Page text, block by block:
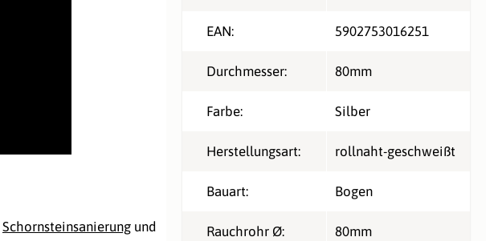
Schornsteinsanierung und
EAN: 5902753016251
Durchmesser: 80mm
Farbe: Silber
Herstellungsart: rollnaht-geschweißt
Bauart: Bogen
Rauchrohr Ø: 80mm